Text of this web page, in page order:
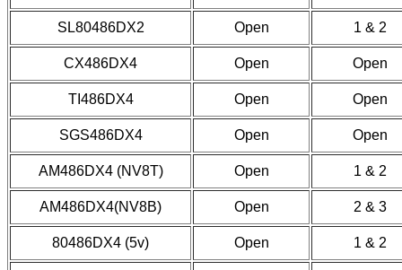
SL80486DX2 Open 1 & 2
CX486DX4 Open Open
TI486DX4 Open Open
SGS486DX4 Open Open
AM486DX4 (NV8T) Open 1 & 2
AM486DX4(NV8B) Open 2 & 3
80486DX4 (5v) Open 1 & 2